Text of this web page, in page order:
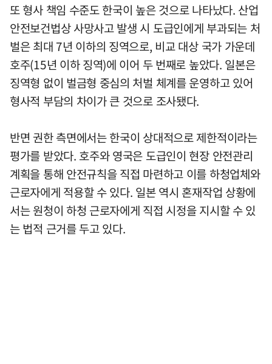
또 형사 책임 수준도 한국이 높은 것으로 나타났다. 산업
안전보건법상 사망사고 발생 시 도급인에게 부과되는 처
벌은 최대 7년 이하의 징역으로, 비교 대상 국가 가운데
호주(15년 이하 징역)에 이어 두 번째로 높았다. 일본은
징역형 없이 벌금형 중심의 처벌 체계를 운영하고 있어
형사적 부담의 차이가 큰 것으로 조사됐다.
반면 권한 측면에서는 한국이 상대적으로 제한적이라는
평가를 받았다. 호주와 영국은 도급인이 현장 안전관리
계획을 통해 안전규칙을 직접 마련하고 이를 하청업체와
근로자에게 적용할 수 있다. 일본 역시 혼재작업 상황에
서는 원청이 하청 근로자에게 직접 시정을 지시할 수 있
는 법적 근거를 두고 있다.